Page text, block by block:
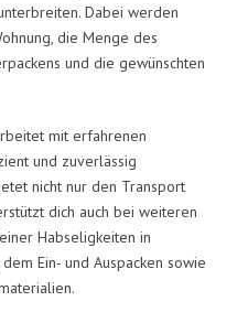
Dabei werden
die Menge des
und die gewünschten
mit erfahrenen
und zuverlässig
nicht nur den Transport
dich auch bei weiteren
Habseligkeiten in
Ein- und Auspacken sowie